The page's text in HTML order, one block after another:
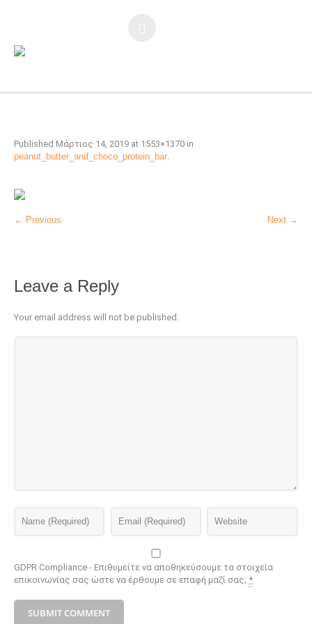
Published Μάρτιος 14, 2019 at 1553×1370 in
peanut_butter_and_choco_protein_bar.
← Previous Next →
Leave a Reply
Your email address will not be published.
GDPR Compliance - Επιθυμείτε να αποθηκεύσουμε τα στοιχεία
επικοινωνίας σας ώστε να έρθουμε σε επαφή μαζί σας; *